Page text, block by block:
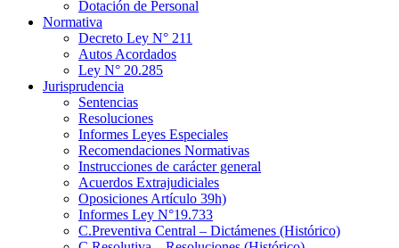
Dotación de Personal
Normativa
Decreto Ley N° 211
Autos Acordados
Ley N° 20.285
Jurisprudencia
Sentencias
Resoluciones
Informes Leyes Especiales
Recomendaciones Normativas
Instrucciones de carácter general
Acuerdos Extrajudiciales
Oposiciones Artículo 39h)
Informes Ley N°19.733
C.Preventiva Central – Dictámenes (Histórico)